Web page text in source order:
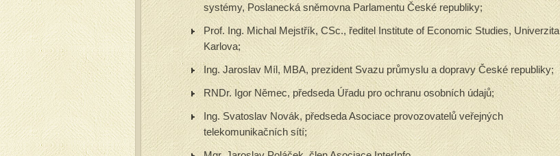
systémy, Poslanecká sněmovna Parlamentu České republiky;
Prof. Ing. Michal Mejstřík, CSc., ředitel Institute of Economic Studies, Univerzita
Karlova;
Ing. Jaroslav Míl, MBA, prezident Svazu průmyslu a dopravy České republiky;
RNDr. Igor Němec, předseda Úřadu pro ochranu osobních údajů;
Ing. Svatoslav Novák, předseda Asociace provozovatelů veřejných
telekomunikačních sítí;